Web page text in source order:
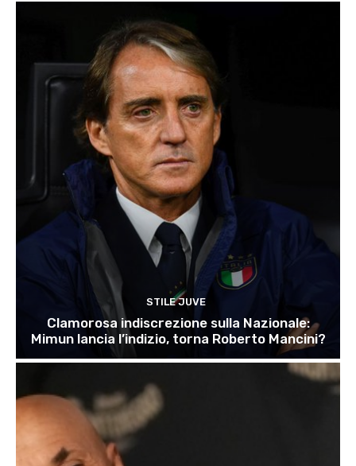
STILE JUVE
Clamorosa indiscrezione sulla Nazionale:
Mimun lancia l’indizio, torna Roberto Mancini?